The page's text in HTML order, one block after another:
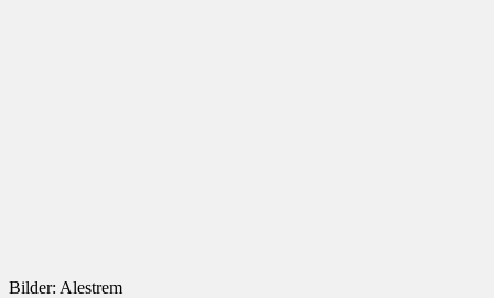
Bilder: Alestrem